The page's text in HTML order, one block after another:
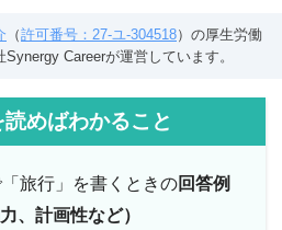
（許可番号：27-ユ-304518）の厚生労働
Careerが運営しています。
めばわかること
旅行」を書くときの回答例
、計画性など）